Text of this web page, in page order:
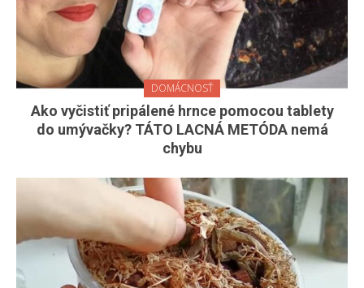
DOMÁCNOSŤ
Ako vyčistiť pripálené hrnce pomocou tablety
do umývačky? TÁTO LACNÁ METÓDA nemá
chybu